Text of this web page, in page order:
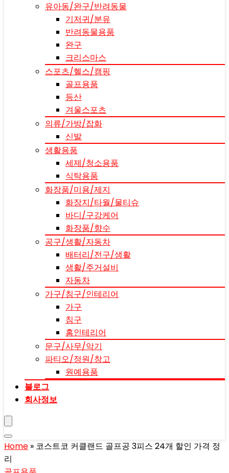
유아동/완구/반려동물
기저귀/분유
반려동물용품
완구
크리스마스
스포츠/헬스/캠핑
골프용품
등산
겨울스포츠
의류/가방/잡화
신발
생활용품
세제/청소용품
식탁용품
화장품/미용/제지
화장지/타월/물티슈
바디/구강케어
화장품/향수
공구/생활/자동차
배터리/전구/생활
생활/주거설비
자동차
가구/침구/인테리어
가구
침구
홈인테리어
문구/사무/악기
파티오/정원/창고
원예용품
블로그
회사정보
Home » 코스트코 커클랜드 골프공 3피스 24개 할인 가격 정
리